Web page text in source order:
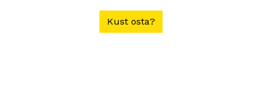
Kust osta?